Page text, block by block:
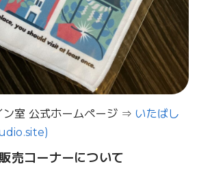
ン室 公式ホームページ ⇒ いたばし
売コーナーについて